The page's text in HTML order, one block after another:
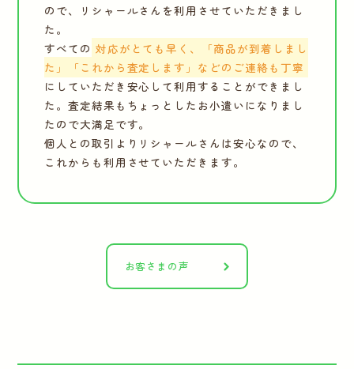
ので、リシャールさんを利用させていただきまし
た。
すべての 対応がとても早く、「商品が到着しまし
た」「これから査定します」などのご連絡も丁寧
にしていただき安心して利用することができまし
た。査定結果もちょっとしたお小遣いになりまし
たので大満足です。
個人との取引よりリシャールさんは安心なので、
これからも利用させていただきます。
お客さまの声